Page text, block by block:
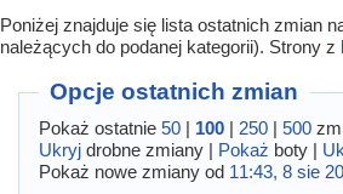
Poniżej znajduje się lista ostatnich zmian
należących do podanej kategorii). Strony z
Opcje ostatnich zmian
Pokaż ostatnie 50| 100| 250| 500
Ukryjdrobne zmiany | Pokaż boty |
Pokaż nowe zmiany od 11:43, 8 sie